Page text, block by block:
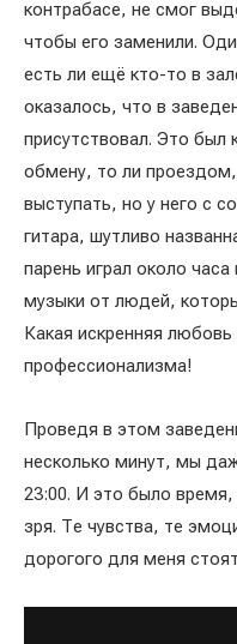
контрабасе, не смог
чтобы его заменили.
есть ли ещё кто-то в
оказалось, что в
присутствовал. Это был
обмену, то ли
выступать, но у него с
гитара, шутливо
парень играл около
музыки от людей,
Какая искренняя
профессионализма!
Проведя в этом
несколько минут, мы
23:00. И это было время,
зря. Те чувства, те
дорогого для меня